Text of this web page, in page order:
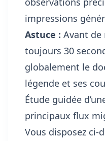
impressions
Astuce : Avant de
toujours 30
globalement le
légende et ses
Étude guidée
principaux flux
Vous disposez ci-